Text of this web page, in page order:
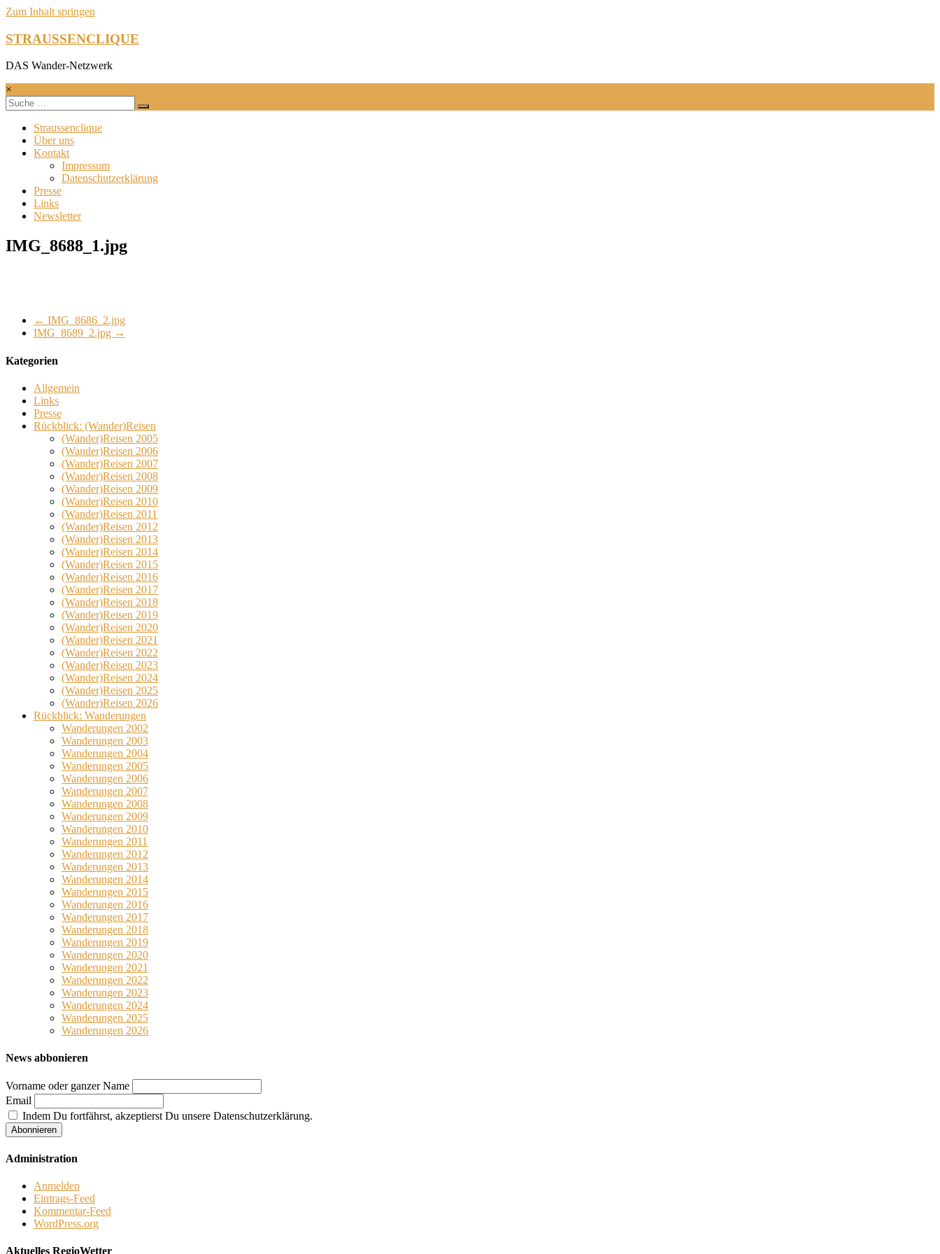
Zum Inhalt springen
STRAUSSENCLIQUE
DAS Wander-Netzwerk
×
Straussenclique
Über uns
Kontakt
Impressum
Datenschutzerklärung
Presse
Links
Newsletter
IMG_8688_1.jpg
← IMG_8686_2.jpg
IMG_8689_2.jpg →
Kategorien
Allgemein
Links
Presse
Rückblick: (Wander)Reisen
(Wander)Reisen 2005
(Wander)Reisen 2006
(Wander)Reisen 2007
(Wander)Reisen 2008
(Wander)Reisen 2009
(Wander)Reisen 2010
(Wander)Reisen 2011
(Wander)Reisen 2012
(Wander)Reisen 2013
(Wander)Reisen 2014
(Wander)Reisen 2015
(Wander)Reisen 2016
(Wander)Reisen 2017
(Wander)Reisen 2018
(Wander)Reisen 2019
(Wander)Reisen 2020
(Wander)Reisen 2021
(Wander)Reisen 2022
(Wander)Reisen 2023
(Wander)Reisen 2024
(Wander)Reisen 2025
(Wander)Reisen 2026
Rückblick: Wanderungen
Wanderungen 2002
Wanderungen 2003
Wanderungen 2004
Wanderungen 2005
Wanderungen 2006
Wanderungen 2007
Wanderungen 2008
Wanderungen 2009
Wanderungen 2010
Wanderungen 2011
Wanderungen 2012
Wanderungen 2013
Wanderungen 2014
Wanderungen 2015
Wanderungen 2016
Wanderungen 2017
Wanderungen 2018
Wanderungen 2019
Wanderungen 2020
Wanderungen 2021
Wanderungen 2022
Wanderungen 2023
Wanderungen 2024
Wanderungen 2025
Wanderungen 2026
News abbonieren
Vorname oder ganzer Name
Email
Indem Du fortfährst, akzeptierst Du unsere Datenschutzerklärung.
Administration
Anmelden
Eintrags-Feed
Kommentar-Feed
WordPress.org
Aktuelles RegioWetter